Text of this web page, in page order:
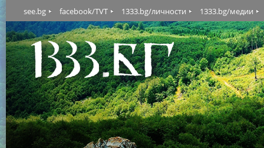
see.bg facebook/TVT 1333.bg/личности 1333.bg/медии